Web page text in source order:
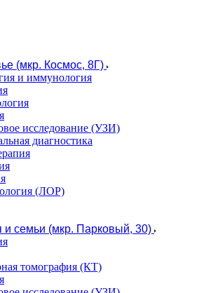
(мкр. Космос, 8Г)
и иммунология
исследование (УЗИ)
диагностика
(ЛОР)
и семьи (мкр. Парковый, 30)
томография (КТ)